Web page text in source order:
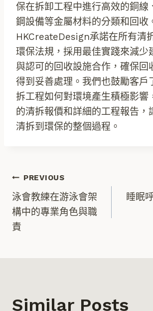
保在拆卸工程中進行高效的銅線
鋼設備等金屬材料的分類和回收
HKCreateDesign承諾在所有清
環保法規，採用最佳實踐來減少
與認可的回收設施合作，確保回
得到妥善處理。我們也鼓勵客戶
拆工程如何對環境產生積極影響
的清拆報價和詳細的工程報告，
清拆到環保的整個過程。
文
章
導
PREVIOUS
泳會教練在游泳會架
構中的專業角色與職
責
睡眠
Similar Posts